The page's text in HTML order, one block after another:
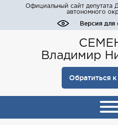
Официальный сайт депутата
автономного
Версия для
Владимир
Обратиться к